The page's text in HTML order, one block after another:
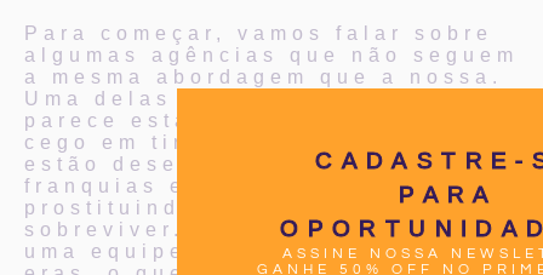
Para começar, vamos falar sobre
algumas agências que não seguem
a mesma abordagem que a nossa.
Uma delas é a V4 Company, que
parece estar mais perdida do que
cego em tiroteio. Em um momento,
estão desesperados para vender
franquias e, em outro, estão
prostituindo o mercado para
sobreviver. Além disso, possuem
uma equipe inchada nas novas
CADASTRE-
PARA
ASSINE NOSSA
GANHE 50% OFF NO